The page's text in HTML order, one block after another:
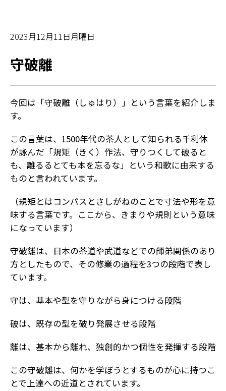
2023月12月11日月曜日
守破離
今回は「守破離（しゅはり）」という言葉を紹介しま
す。
この言葉は、1500年代の茶人として知られる千利休
が詠んだ「規矩（きく）作法、守りつくして破ると
も、離るるとても本を忘るな」という和歌に由来する
ものと言われています。
（規矩とはコンパスとさしがねのことで寸法や形を意
味する言葉です。ここから、きまりや規則という意味
になっています）
守破離は、日本の茶道や武道などでの師弟関係のあり
方としたもので、その修業の過程を3つの段階で表し
ています。
守は、基本や型を守りながら身につける段階
破は、既存の型を破り発展させる段階
離は、基本から離れ、独創的かつ個性を発揮する段階
この守破離は、何かを学ぼうとするものが心に持つこ
とで上達への近道とされています。